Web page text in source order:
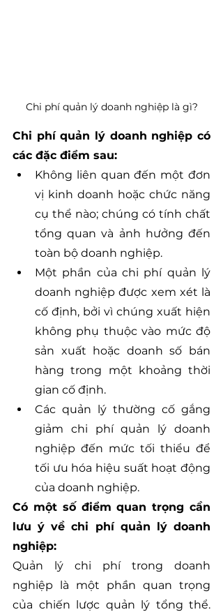
Chi phí quản lý doanh nghiệp là gì?
Chi phí quản lý doanh nghiệp có
các đặc điểm sau:
Không liên quan đến một đơn
vị kinh doanh hoặc chức năng
cụ thể nào; chúng có tính chất
tổng quan và ảnh hưởng đến
toàn bộ doanh nghiệp.
Một phần của chi phí quản lý
doanh nghiệp được xem xét là
cố định, bởi vì chúng xuất hiện
không phụ thuộc vào mức độ
sản xuất hoặc doanh số bán
hàng trong một khoảng thời
gian cố định.
Các quản lý thường cố gắng
giảm chi phí quản lý doanh
nghiệp đến mức tối thiểu để
tối ưu hóa hiệu suất hoạt động
của doanh nghiệp.
Có một số điểm quan trọng cần
lưu ý về chi phí quản lý doanh
nghiệp:
Quản lý chi phí trong doanh
nghiệp là một phần quan trọng
của chiến lược quản lý tổng thể.